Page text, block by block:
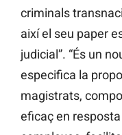
criminals
així el seu paper
judicial”. “És un
especifica la
magistrats,
eficaç en